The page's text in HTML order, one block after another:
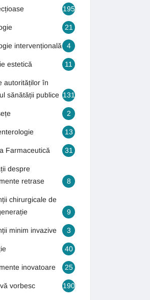
de varice?
195
21
intervențională 4
estetică 11
autorităților în
sănătății publice 131
2
13
Farmaceutică 31
despre
retrase
8
chirurgicale de
9
minim invazive 3
40
inovatoare 25
vorbesc 190